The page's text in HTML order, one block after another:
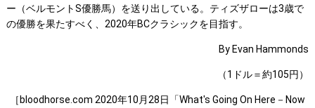
ー（ベルモントS優勝馬）を送り出している。ティズザローは3歳で
の優勝を果たすべく、2020年BCクラシックを目指す。
By Evan Hammonds
（1ドル＝約105円）
［bloodhorse.com 2020年10月28日「What's Going On Here－Now